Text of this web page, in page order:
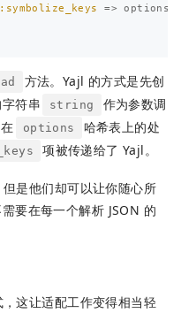
:symbolize_keys => options
方法。Yajl 的方式是先创
符串
string
作为参数调
options
哈希表上的处
项被传递给了 Yajl。
是他们却可以让你随心所
要在每一个解析 JSON 的
这让适配工作变得相当轻